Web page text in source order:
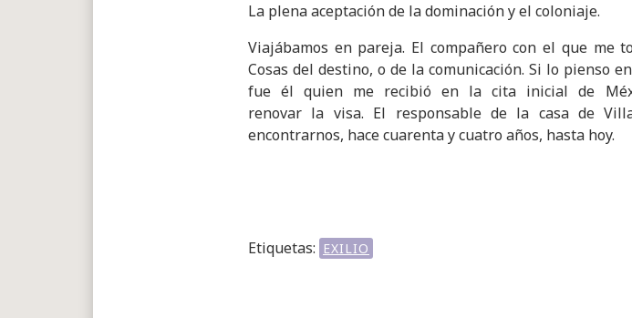
La plena aceptación de la dominación y el coloniaje.
Viajábamos en pareja. El compañero con el que me
Cosas del destino, o de la comunicación. Si lo pienso
fue él quien me recibió en la cita inicial de
renovar la visa. El responsable de la casa de
encontrarnos, hace cuarenta y cuatro años, hasta hoy.
Etiquetas: EXILIO